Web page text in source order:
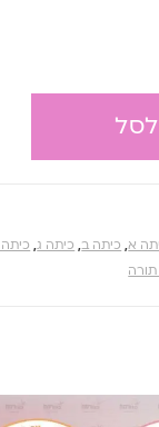
א, כיתה ב, כיתה ג,
תורה